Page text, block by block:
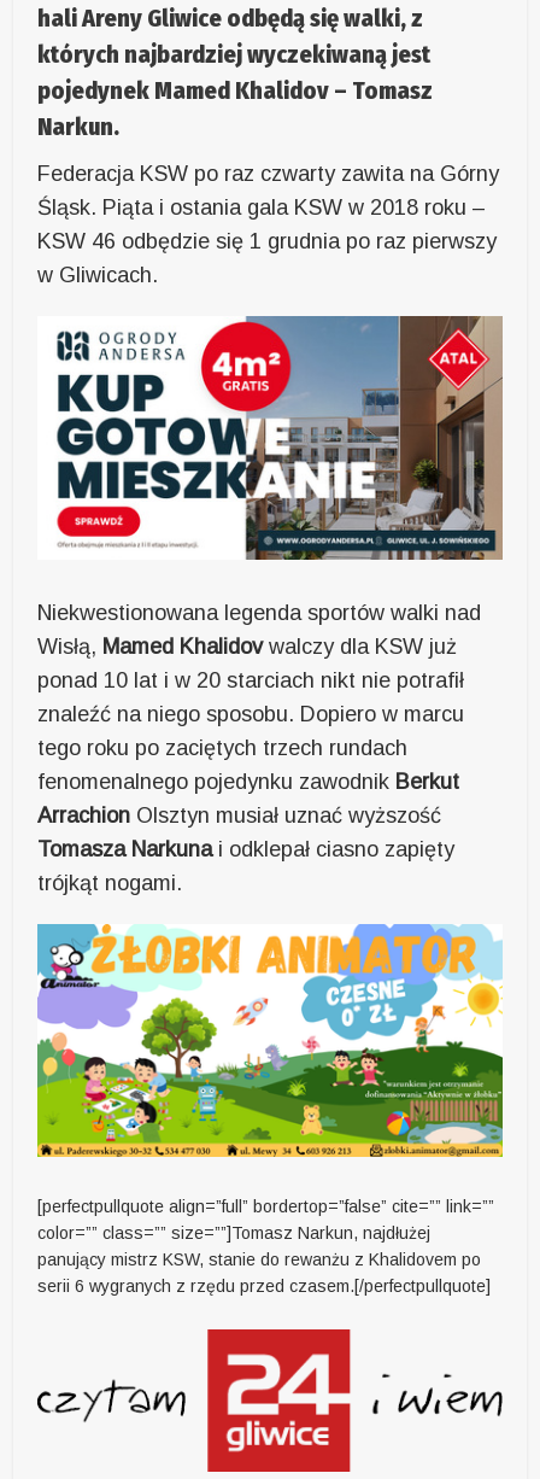
hali Areny Gliwice odbędą się walki, z
których najbardziej wyczekiwaną jest
pojedynek Mamed Khalidov – Tomasz
Narkun.
Federacja KSW po raz czwarty zawita na Górny
Śląsk. Piąta i ostania gala KSW w 2018 roku –
KSW 46 odbędzie się 1 grudnia po raz pierwszy
w Gliwicach.
Niekwestionowana legenda sportów walki nad
Wisłą, Mamed Khalidovwalczy dla KSW już
ponad 10 lat i w 20 starciach nikt nie potrafił
znaleźć na niego sposobu. Dopiero w marcu
tego roku po zaciętych trzech rundach
fenomenalnego pojedynku zawodnik Berkut
Arrachion Olsztyn musiał uznać wyższość
Tomasza Narkunai odklepał ciasno zapięty
trójkąt nogami.
[perfectpullquote align=”full” bordertop=”false” cite=”” link=””
color=”” class=”” size=””]Tomasz Narkun, najdłużej
panujący mistrz KSW, stanie do rewanżu z Khalidovem po
serii 6 wygranych z rzędu przed czasem.[/perfectpullquote]